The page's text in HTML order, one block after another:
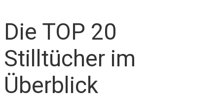
Die TOP 20
Stilltücher im
Überblick